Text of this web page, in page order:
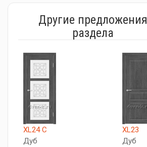
Другие предложения
раздела
XL24 C
Дуб
XL23
Дуб